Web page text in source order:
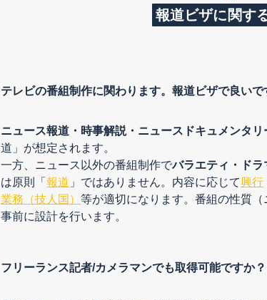
報道ビザに関す
テレビの番組制作に関わります。報道ビザで良いで
ニュース報道・時事解説・ニュースドキュメンタリ
道」が想定されます。
一方、ニュース以外の番組制作でバラエティ・ド
は原則「 報道 」ではありません。内容に応じて興行
業務（技人国） 等が適切になります。番組の性質
事前に設計を行います。
フリーランス記者/カメラマンでも取得可能ですか？